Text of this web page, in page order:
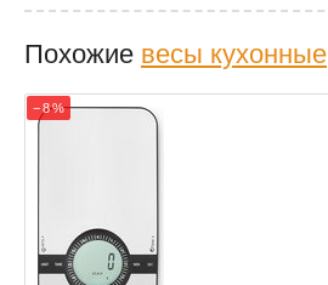
Похожие весы кухонные
− 8 %